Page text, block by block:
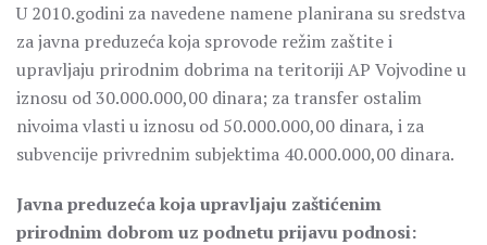
U 2010.godini za navedene namene planirana su sredstva
za javna preduzeća koja sprovode režim zaštite i
upravljaju prirodnim dobrima na teritoriji AP Vojvodine u
iznosu od 30.000.000,00 dinara; za transfer ostalim
nivoima vlasti u iznosu od 50.000.000,00 dinara, i za
subvencije privrednim subjektima 40.000.000,00 dinara.
Javna preduzeća koja upravljaju zaštićenim
prirodnim dobrom uz podnetu prijavu podnosi: